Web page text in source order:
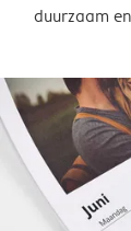
duurzaam